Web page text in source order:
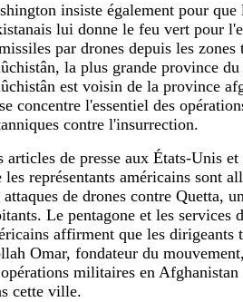
insiste également pour que
lui donne le feu vert pour
par drones depuis les zones
la plus grande province
est voisin de la province
concentre l'essentiel des
contre l'insurrection.
articles de presse aux États-Unis
les représentants américains sont
attaques de drones contre Quetta,
Le pentagone et les services
affirment que les dirigeants
Omar, fondateur du
militaires en Afghanistan
cette ville.